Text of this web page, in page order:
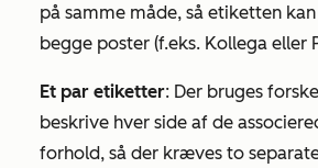
på samme måde, så etiketten
begge poster (f.eks. Kollega eller
Et par etiketter: Der bruges
beskrive hver side af de
forhold, så der kræves to